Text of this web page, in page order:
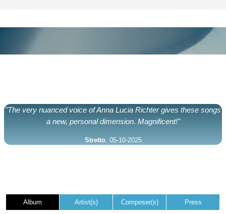
"The very nuanced voice of Anna Lucia Richter gives these songs
a new, personal dimension. Magnificent!"
Stretto, 05-10-2025
Album Artist(s) Composer(s) Press